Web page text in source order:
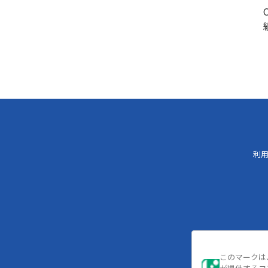
利
このマーク